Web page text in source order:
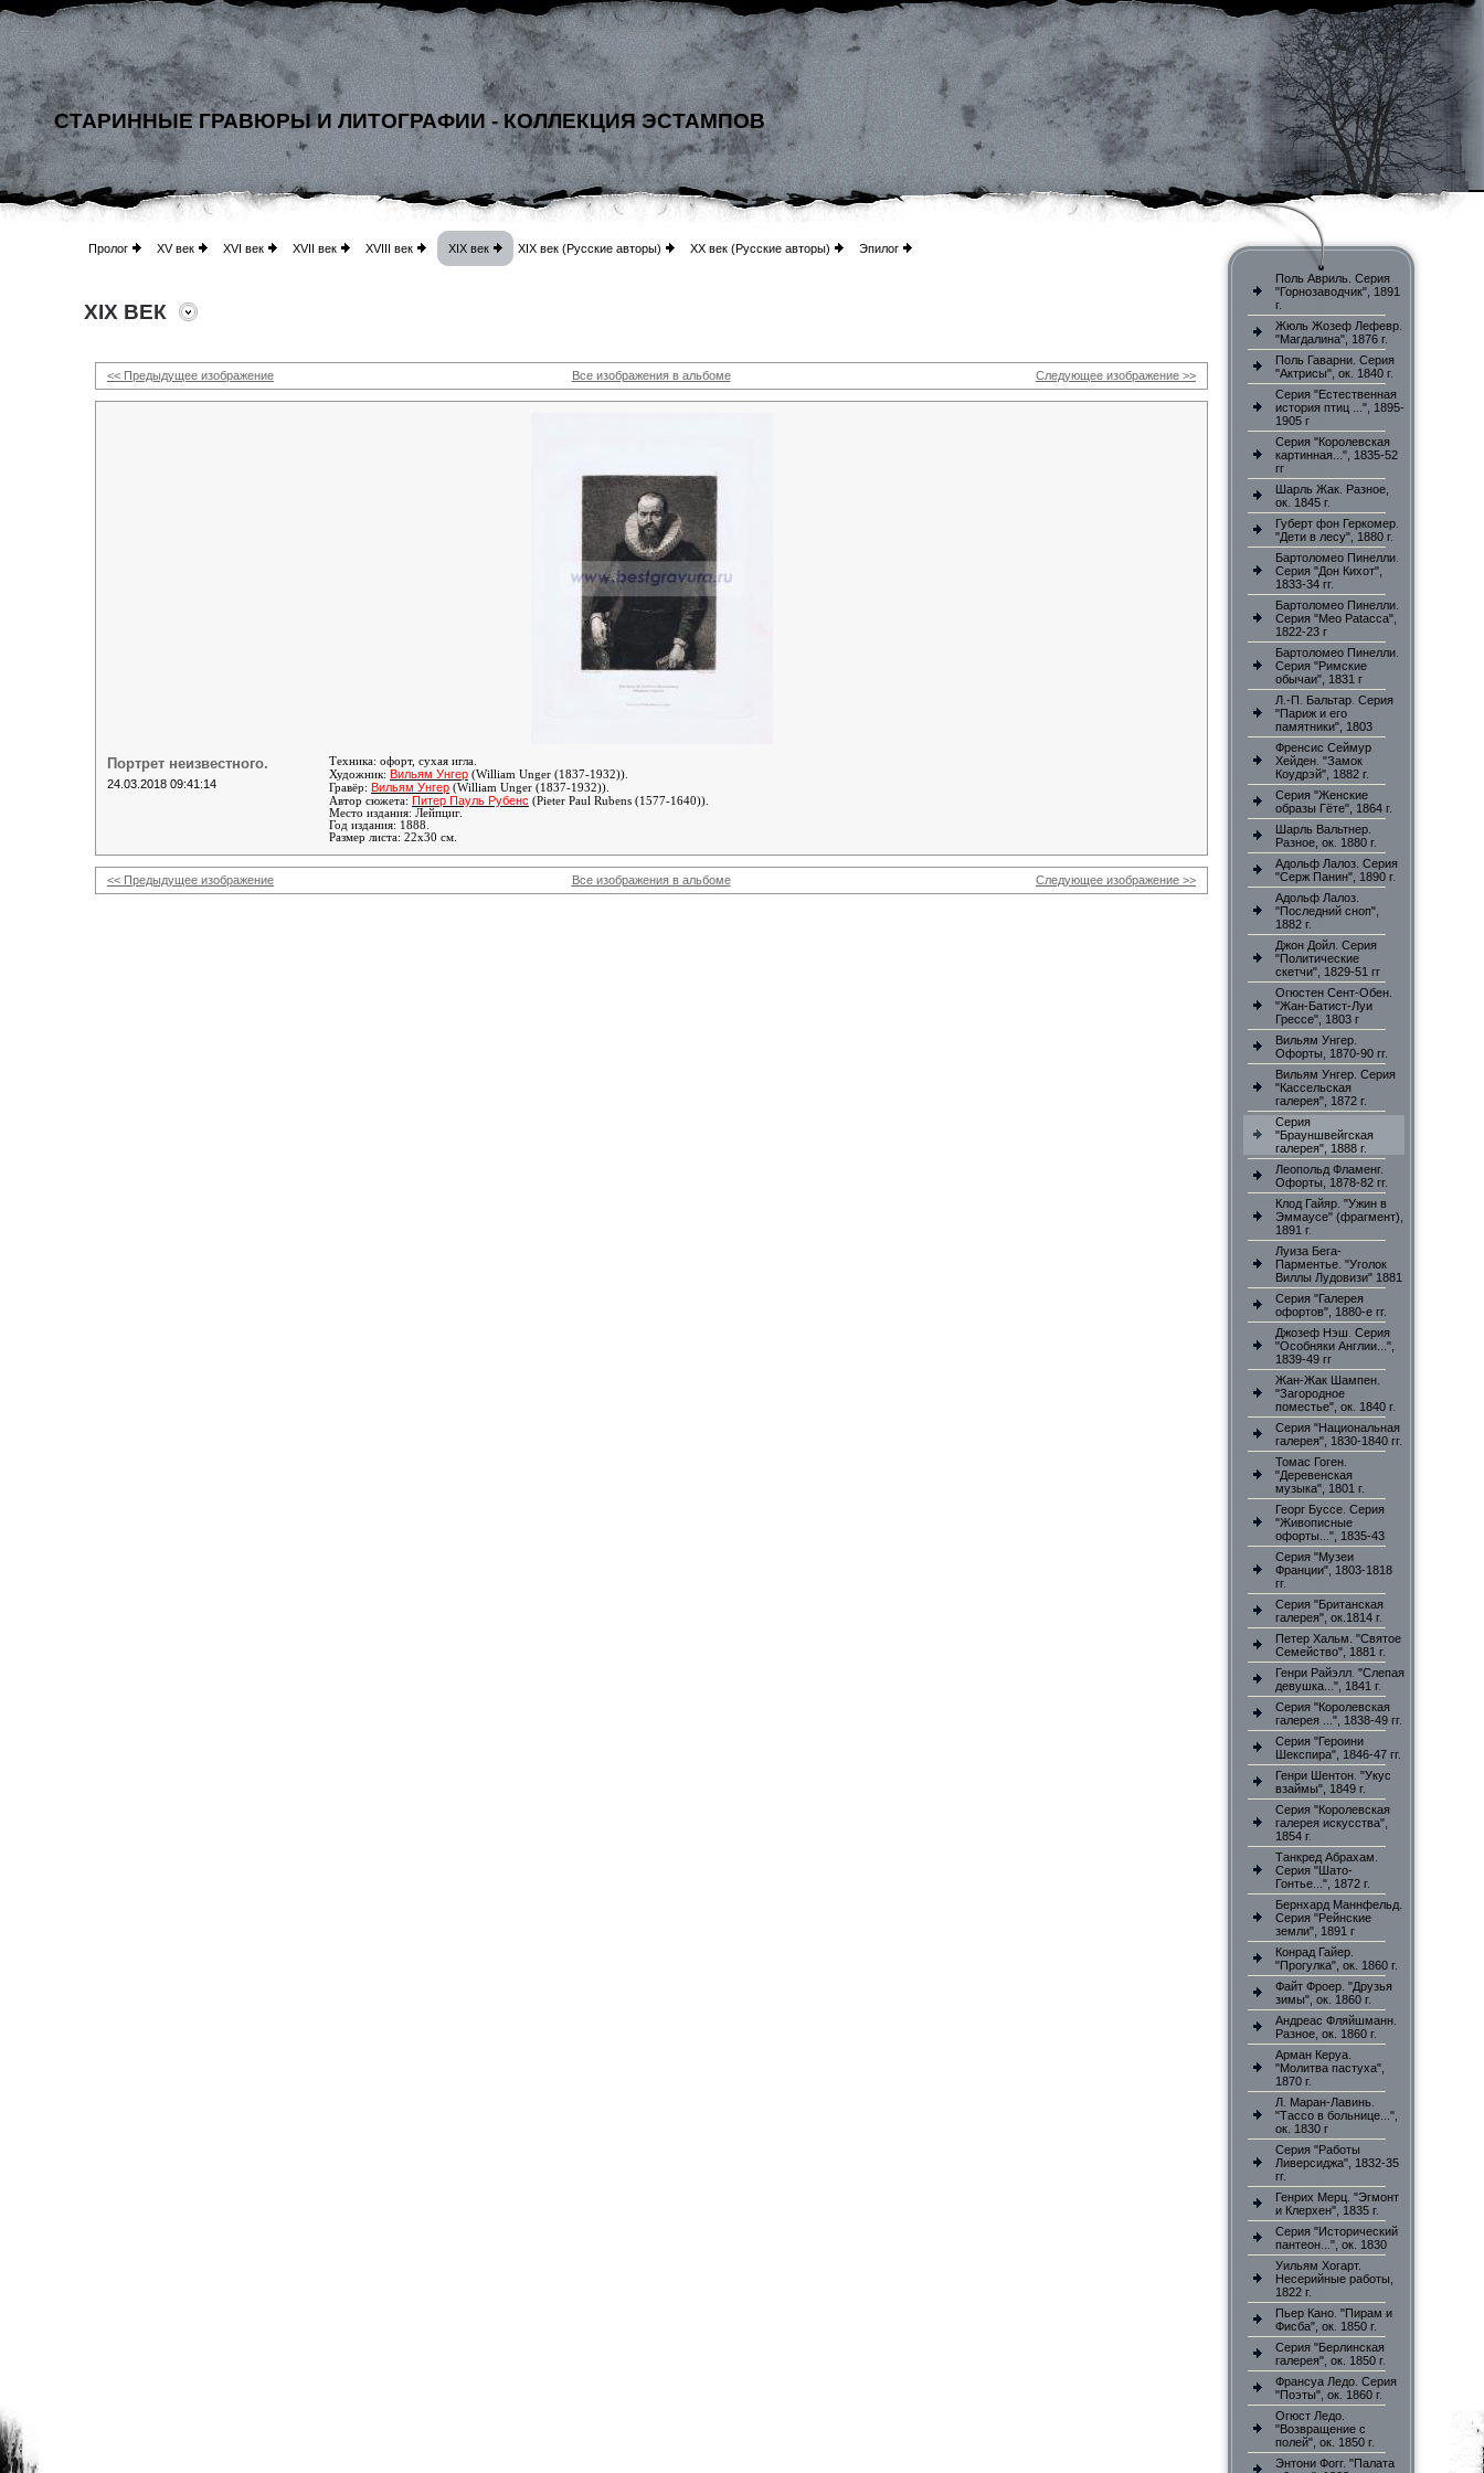
СТАРИННЫЕ ГРАВЮРЫ И ЛИТОГРАФИИ - КОЛЛЕКЦИЯ ЭСТАМПОВ
Пролог XV век XVI век XVII век XVIII век XIX век XIX век (Русские авторы) XX век (Русские авторы) Эпилог
XIX ВЕК
<< Предыдущее изображение Все изображения в альбоме Следующее изображение >>
Портрет неизвестного.
24.03.2018 09:41:14
Техника: офорт, сухая игла.
Художник: Вильям Унгер (William Unger (1837-1932))
Гравёр: Вильям Унгер (William Unger (1837-1932))
Автор сюжета: Питер Пауль Рубенс (Pieter Paul Rubens (1577-1640))
Место издания: Лейпциг.
Год издания: 1888.
Размер листа: 22х30 см.
<< Предыдущее изображение Все изображения в альбоме Следующее изображение >>
Поль Авриль. Серия
"Горнозаводчик", 1891
г.
Жюль Жозеф Лефевр.
"Магдалина", 1876 г.
Поль Гаварни. Серия
"Актрисы", ок. 1840 г.
Серия "Естественная
история птиц ...", 1895-
1905 г
Серия "Королевская
картинная...", 1835-52
гг
Шарль Жак. Разное,
ок. 1845 г.
Губерт фон Геркомер.
"Дети в лесу", 1880 г.
Бартоломео Пинелли.
Серия "Дон Кихот",
1833-34 гг.
Бартоломео Пинелли.
Серия "Meo Patacca",
1822-23 г
Бартоломео Пинелли.
Серия "Римские
обычаи", 1831 г
Л.-П. Бальтар. Серия
"Париж и его
памятники", 1803
Френсис Сеймур
Хейден. "Замок
Коудрэй", 1882 г.
Серия "Женские
образы Гёте", 1864 г.
Шарль Вальтнер.
Разное, ок. 1880 г.
Адольф Лалоз. Серия
"Серж Панин", 1890 г.
Адольф Лалоз.
"Последний сноп",
1882 г.
Джон Дойл. Серия
"Политические
скетчи", 1829-51 гг
Огюстен Сент-Обен.
"Жан-Батист-Луи
Грессе", 1803 г
Вильям Унгер.
Офорты, 1870-90 гг.
Вильям Унгер. Серия
"Кассельская
галерея", 1872 г.
Серия
"Брауншвейгская
галерея", 1888 г.
Леопольд Фламенг.
Офорты, 1878-82 гг.
Клод Гайяр. "Ужин в
Эммаусе" (фрагмент),
1891 г.
Луиза Бега-
Парментье. "Уголок
Виллы Лудовизи" 1881
Серия "Галерея
офортов", 1880-е гг.
Джозеф Нэш. Серия
"Особняки Англии...",
1839-49 гг
Жан-Жак Шампен.
"Загородное
поместье", ок. 1840 г.
Серия "Национальная
галерея", 1830-1840 гг.
Томас Гоген.
"Деревенская
музыка", 1801 г.
Георг Буссе. Серия
"Живописные
офорты...", 1835-43
Серия "Музеи
Франции", 1803-1818
гг.
Серия "Британская
галерея", ок.1814 г.
Петер Хальм. "Святое
Семейство", 1881 г.
Генри Райэлл. "Слепая
девушка...", 1841 г.
Серия "Королевская
галерея ...", 1838-49 гг.
Серия "Героини
Шекспира", 1846-47 гг.
Генри Шентон. "Укус
взаймы", 1849 г.
Серия "Королевская
галерея искусства",
1854 г.
Танкред Абрахам.
Серия "Шато-
Гонтье...", 1872 г.
Бернхард Маннфельд.
Серия "Рейнские
земли", 1891 г
Конрад Гайер.
"Прогулка", ок. 1860 г.
Файт Фроер. "Друзья
зимы", ок. 1860 г.
Андреас Фляйшманн.
Разное, ок. 1860 г.
Арман Керуа.
"Молитва пастуха",
1870 г.
Л. Маран-Лавинь.
"Тассо в больнице...",
ок. 1830 г
Серия "Работы
Ливерсиджа", 1832-35
гг.
Генрих Мерц. "Эгмонт
и Клерхен", 1835 г.
Серия "Исторический
пантеон...", ок. 1830
Уильям Хогарт.
Несерийные работы,
1822 г.
Пьер Кано. "Пирам и
Фисба", ок. 1850 г.
Серия "Берлинская
галерея", ок. 1850 г.
Франсуа Ледо. Серия
"Поэты", ок. 1860 г.
Огюст Ледо.
"Возвращение с
полей", ок. 1850 г.
Энтони Фогг. "Палата